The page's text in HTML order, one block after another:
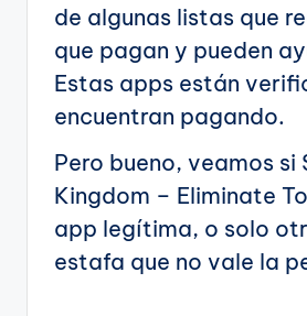
de algunas listas que
que pagan y pueden
Estas apps están
encuentran pagando.
Pero bueno, veamos si
Kingdom – Eliminate
app legítima, o solo
estafa que no vale la